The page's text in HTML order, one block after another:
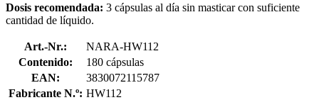
Dosis recomendada: 3 cápsulas al día sin masticar con suficiente
cantidad de líquido.
Art.-Nr.:
NARA-HW112
Contenido:
180 cápsulas
EAN:
3830072115787
Fabricante N.º: HW112